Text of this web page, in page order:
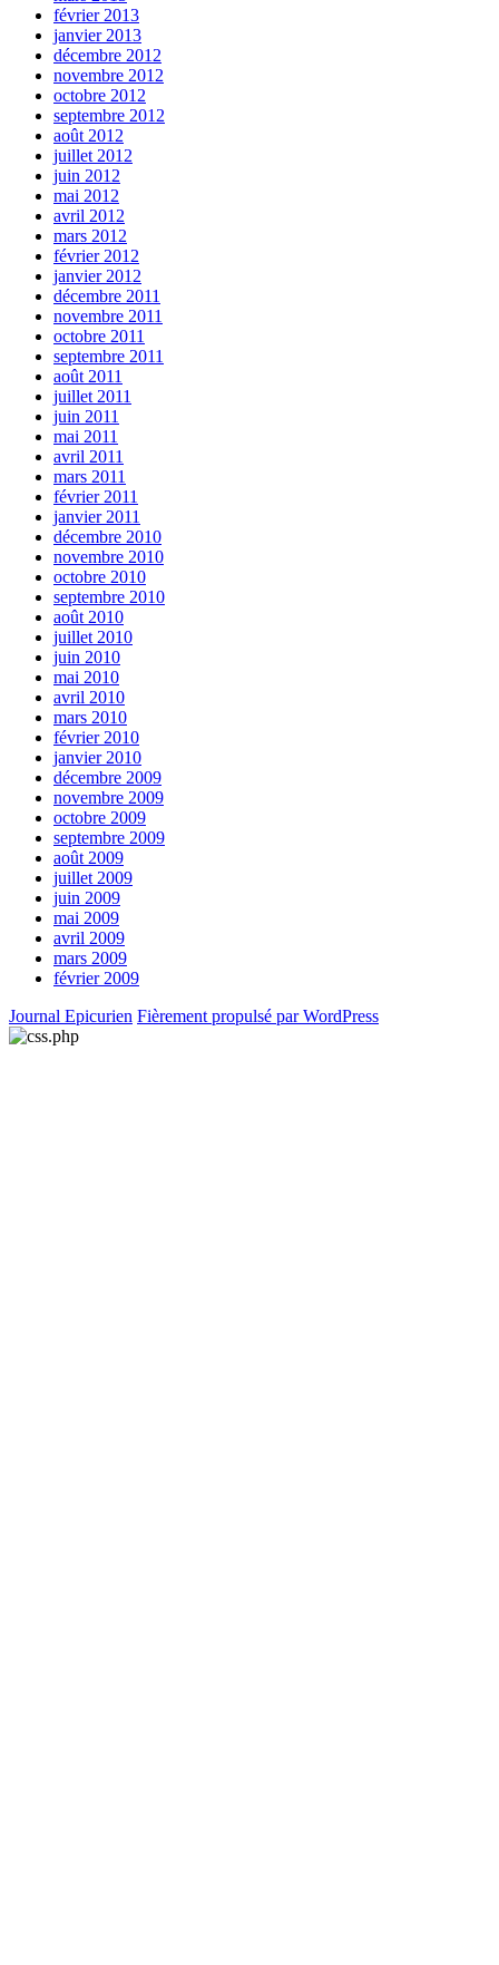
février 2013
janvier 2013
décembre 2012
novembre 2012
octobre 2012
septembre 2012
août 2012
juillet 2012
juin 2012
mai 2012
avril 2012
mars 2012
février 2012
janvier 2012
décembre 2011
novembre 2011
octobre 2011
septembre 2011
août 2011
juillet 2011
juin 2011
mai 2011
avril 2011
mars 2011
février 2011
janvier 2011
décembre 2010
novembre 2010
octobre 2010
septembre 2010
août 2010
juillet 2010
juin 2010
mai 2010
avril 2010
mars 2010
février 2010
janvier 2010
décembre 2009
novembre 2009
octobre 2009
septembre 2009
août 2009
juillet 2009
juin 2009
mai 2009
avril 2009
mars 2009
février 2009
Journal Epicurien Fièrement propulsé par WordPress